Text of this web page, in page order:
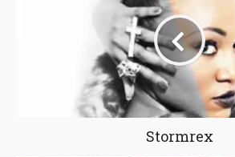
Stormrex